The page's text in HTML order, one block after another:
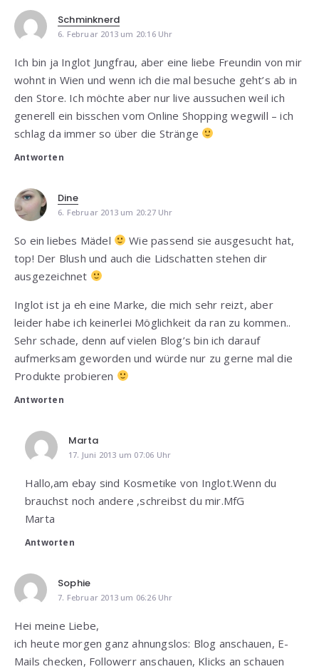
Schminknerd
6. Februar 2013 um 20:16 Uhr
Ich bin ja Inglot Jungfrau, aber eine liebe Freundin von mir
wohnt in Wien und wenn ich die mal besuche geht’s ab in
den Store. Ich möchte aber nur live aussuchen weil ich
generell ein bisschen vom Online Shopping wegwill – ich
schlag da immer so über die Stränge
Antworten
Dine
6. Februar 2013 um 20:27 Uhr
So ein liebes Mädel
Wie passend sie ausgesucht hat,
top! Der Blush und auch die Lidschatten stehen dir
ausgezeichnet
Inglot ist ja eh eine Marke, die mich sehr reizt, aber
leider habe ich keinerlei Möglichkeit da ran zu kommen..
Sehr schade, denn auf vielen Blog’s bin ich darauf
aufmerksam geworden und würde nur zu gerne mal die
Produkte probieren
Antworten
Marta
17. Juni 2013 um 07:06 Uhr
Hallo,am ebay sind Kosmetike von Inglot.Wenn du
brauchst noch andere ,schreibst du mir.MfG
Marta
Antworten
Sophie
7. Februar 2013 um 06:26 Uhr
Hei meine Liebe,
ich heute morgen ganz ahnungslos: Blog anschauen, E-
Mails checken, Followerr anschauen, Klicks an schauen